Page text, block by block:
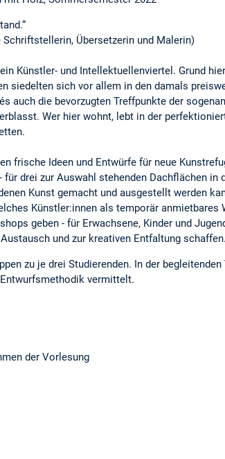
Übersetzerin und Malerin)
Künstler- und Intellektuellenviertel. Grund
siedelten sich vor allem in den damals
auch die bevorzugten Treffpunkte der
Wer hier wohnt, lebt in der
frische Ideen und Entwürfe für neue
drei zur Auswahl stehenden Dachflächen in
Kunst gemacht und ausgestellt werden
Künstler:innen als temporär anmietbares
geben - für Erwachsene, Kinder und
und zur kreativen Entfaltung schaffen.
zu je drei Studierenden. In der
vermittelt.
der Vorlesung